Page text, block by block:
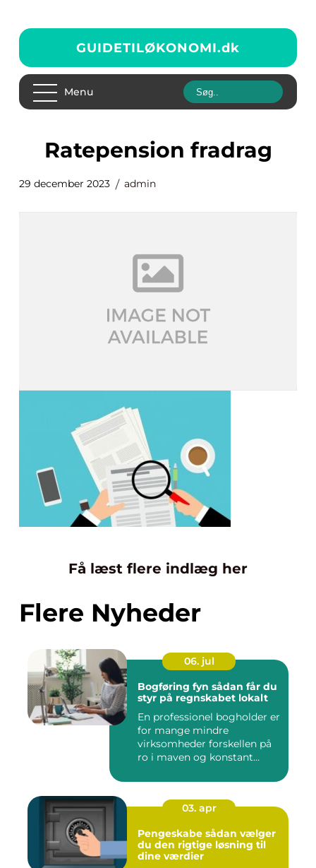
GUIDETILØKONOMI.dk
Menu
ratepension fradrag
29 december 2023 admin
Få læst flere indlæg her
Flere Nyheder
06. jul
Bogføring fyn sådan får du
styr på regnskabet lokalt
En professionel bogholder er
for mange mindre
virksomheder forskellen på
ro i maven og konstant
03. apr
Pengeskabe sådan vælger
du den rigtige løsning til
dine værdier